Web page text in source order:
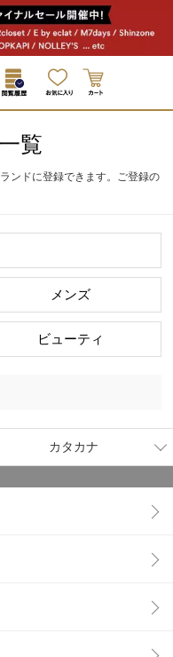
覧
ンドに登録できます。ご登録の
メンズ
ビューティ
カタカナ